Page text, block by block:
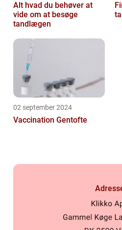
Alt hvad du behøver at
vide om at besøge
tandlægen
02 september 2024
Vaccination Gentofte